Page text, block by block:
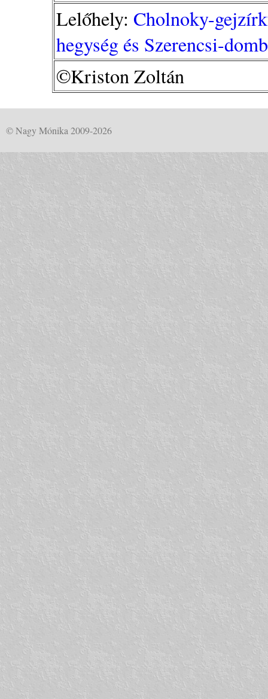
Lelőhely: Cholnoky-
hegység és Szerencsi-
©Kriston Zoltán
© Nagy Mónika 2009-2026